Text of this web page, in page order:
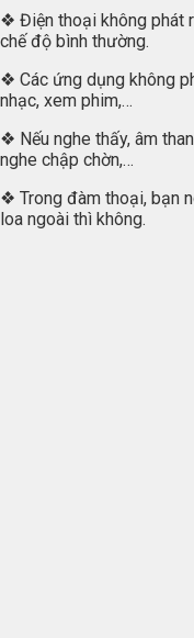
❖ Điện thoại không phát
chế độ bình thường.
❖ Các ứng dụng không
nhạc, xem phim,…
❖ Nếu nghe thấy, âm
nghe chập chờn,…
❖ Trong đàm thoại, bạn
loa ngoài thì không.